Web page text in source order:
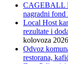
CAGEBALL
nagradni fond
Local Host
rezultate i
kolovoza
Odvoz
restorana,